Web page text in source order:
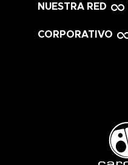
NUESTRA RED
CORPORATIVO